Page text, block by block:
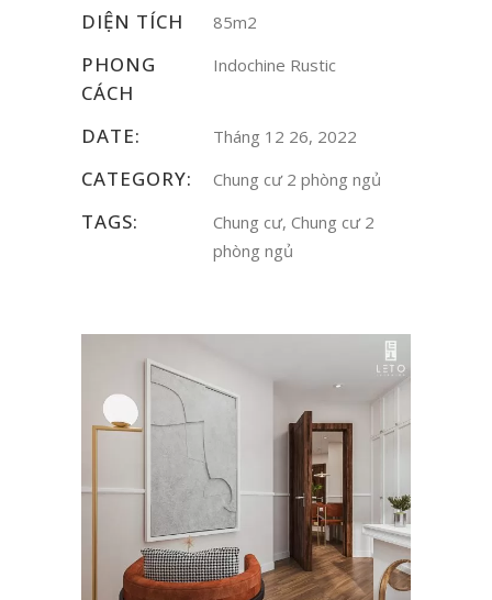
DIỆN TÍCH 85m2
PHONG
CÁCH
Indochine Rustic
DATE: Tháng 12 26, 2022
CATEGORY: Chung cư 2 phòng ngủ
TAGS:
Chung cư, Chung cư 2
phòng ngủ